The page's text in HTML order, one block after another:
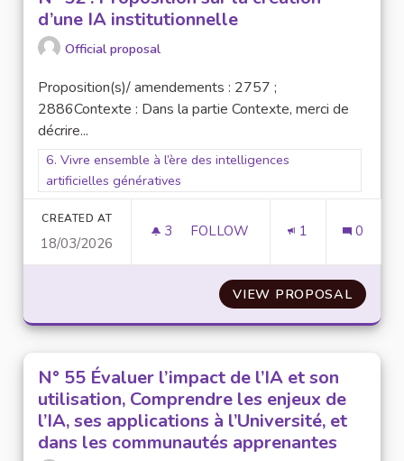
d’une IA institutionnelle
Official proposal
Proposition(s)/ amendements : 2757 ;
2886Contexte : Dans la partie Contexte, merci de
décrire...
Filter results for scope: 6. Vivre ensemble à l’ère des
6. Vivre ensemble à l’ère des intelligences
artificielles génératives
CREATED AT
18/03/2026
3 3 FOLLOWERS
FOLLOW 1 0
VIEW PROPOSALN° 52 :
N° 55 Évaluer l’impact de l’IA et son
utilisation, Comprendre les enjeux de
l’IA, ses applications à l’Université, et
dans les communautés apprenantes